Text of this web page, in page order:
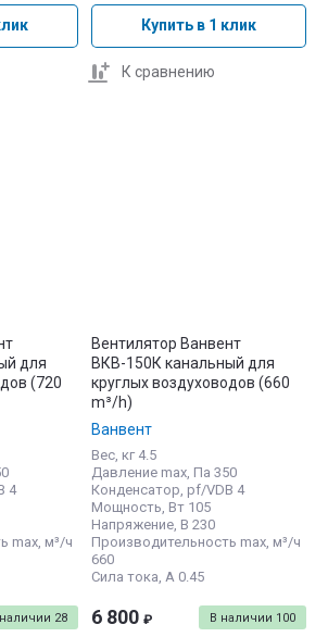
Купить в 1 клик
К сравнению
для
(720
4
max, м³/ч
28
Вентилятор Ванвент
ВКВ-150К канальный для
круглых воздуховодов (660
m³/h)
Ванвент
Вес, кг 4.5
Давление max, Па 350
Конденсатор, pf/VDB 4
Мощность, Вт 105
Напряжение, В 230
Производительность max, м³/ч
660
Сила тока, А 0.45
В наличии 100
6 800 ₽